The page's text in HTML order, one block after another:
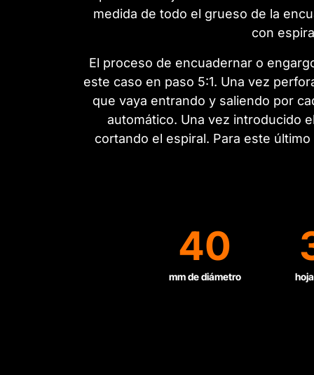
medida de todo el grueso de la
con
El proceso de encuadernar o
este caso en paso 5:1. Una vez
que vaya entrando y saliendo por
automático. Una vez introducido
cortando el espiral. Para este
40
mm de diámetro